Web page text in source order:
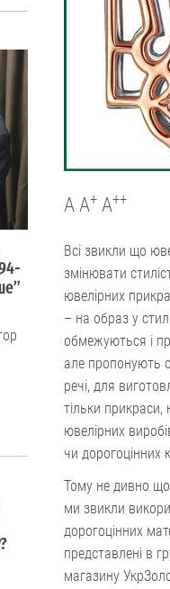
A A+ A++
Всі звикли що
змінювати
ювелірних
– на образ у
обмежуються і
але пропонують
речі, для
тільки
ювелірних
чи дорогоцінних
Тому не дивно що
ми звикли
дорогоцінних
представлені в
магазину